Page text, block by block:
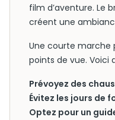
film d’aventure. Le
créent une
Une courte marche
points de vue. Voici
Prévoyez des
Évitez les jours de
Optez pour un